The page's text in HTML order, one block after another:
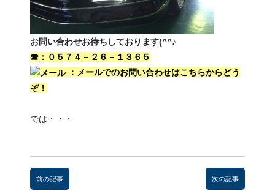
お問い合わせお待ちしております(^^♪
☎：０５７４－２６－１３６５
：メールでのお問い合わせはこちらからどう
ぞ！
では・・・
前
後
前の記事 次の記事